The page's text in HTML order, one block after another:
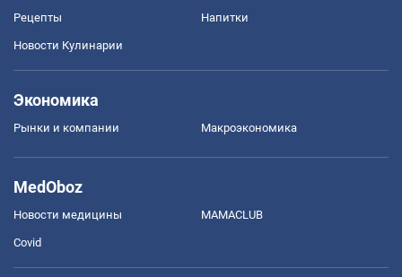
Рецепты Напитки
Новости Кулинарии
Экономика
Рынки и компании Mакроэкономика
MedOboz
Новости медицины MAMACLUB
Covid